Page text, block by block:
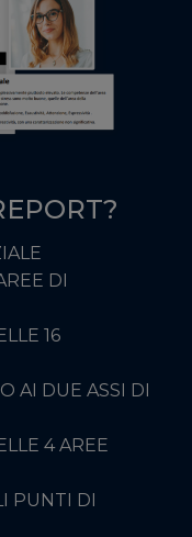
DI
16
AI DUE ASSI DI
4 AREE
PUNTI DI